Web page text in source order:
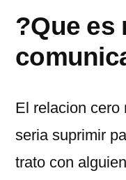
?Que es
El relacion cero
seri­a suprimir
trato con